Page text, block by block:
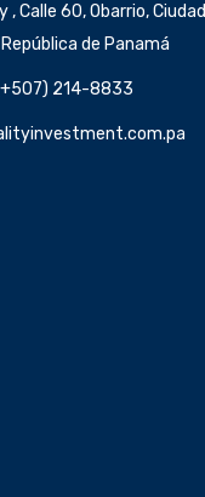
, Calle 60, Obarrio, Ciudad
de Panamá
214-8833